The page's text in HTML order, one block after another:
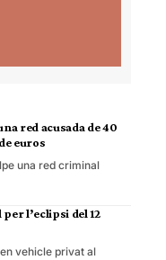
red acusada de 40
euros
una red criminal
per l’eclipsi del 12
vehicle privat al